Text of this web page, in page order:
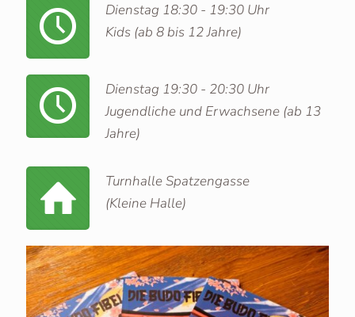
Dienstag 18:30 - 19:30 Uhr
Kids (ab 8 bis 12 Jahre)
Dienstag 19:30 - 20:30 Uhr
Jugendliche und Erwachsene (ab 13
Jahre)
Turnhalle Spatzengasse
(Kleine Halle)